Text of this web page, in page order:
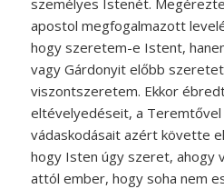
apostol megfogalmazott
hogy szeretem-e Istent,
vagy Gárdonyit előbb
viszontszeretem. Ekkor
eltévelyedéseit, a Teremtővel
vádaskodásait azért követte
hogy Isten úgy szeret, ahogy
attól ember, hogy soha nem